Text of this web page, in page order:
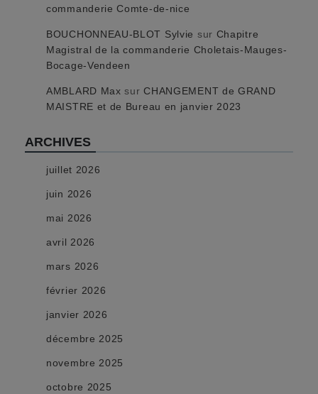
commanderie Comte-de-nice
BOUCHONNEAU-BLOT Sylvie sur Chapitre
Magistral de la commanderie Choletais-Mauges-
Bocage-Vendeen
AMBLARD Max surCHANGEMENT de GRAND
MAISTRE et de Bureau en janvier 2023
ARCHIVES
juillet 2026
juin 2026
mai 2026
avril 2026
mars 2026
février 2026
janvier 2026
décembre 2025
novembre 2025
octobre 2025